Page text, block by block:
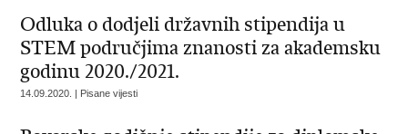
Odluka o dodjeli državnih stipendija u
STEM područjima znanosti za akademsku
godinu 2020./2021.
14.09.2020. | Pisane vijesti